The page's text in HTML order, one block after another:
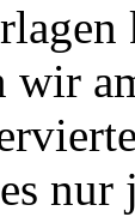
wir
nur